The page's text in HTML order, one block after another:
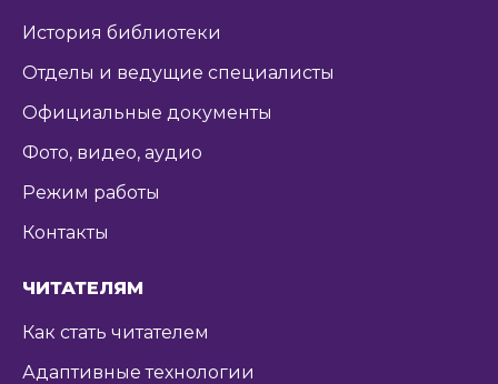
История библиотеки
Отделы и ведущие специалисты
Официальные документы
Фото, видео, аудио
Режим работы
Контакты
ЧИТАТЕЛЯМ
Как стать читателем
Адаптивные технологии